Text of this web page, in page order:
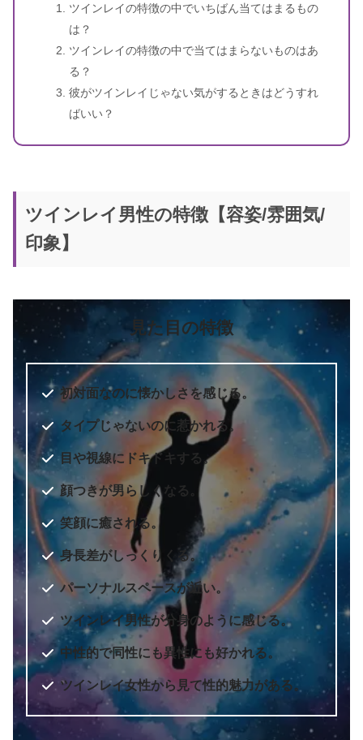
ツインレイの特徴の中でいちばん当てはまるもの
は？
ツインレイの特徴の中で当てはまらないものはあ
る？
彼がツインレイじゃない気がするときはどうすれ
ばいい？
ツインレイ男性の特徴【容姿/雰囲気/
印象】
見た目の特徴
初対面なのに懐かしさを感じる。
タイプじゃないのに惹かれる。
目や視線にドキドキする。
顔つきが男らしくなる。
笑顔に癒される。
身長差がしっくりくる。
パーソナルスペースが近い。
ツインレイ男性が分身のように感じる。
中性的で同性にも異性にも好かれる。
ツインレイ女性から見て性的魅力がある。